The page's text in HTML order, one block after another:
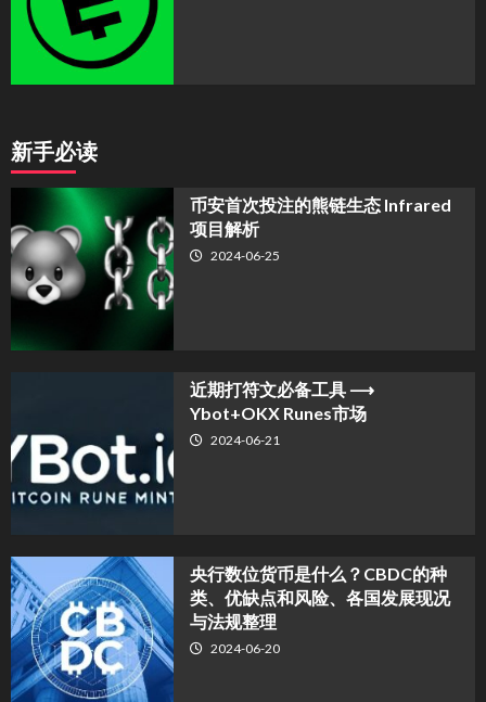
新手必读
币安首次投注的熊链生态 Infrared
项目解析
2024-06-25
近期打符文必备工具 ⟶
Ybot+OKX Runes市场
2024-06-21
央行数位货币是什么？CBDC的种
类、优缺点和风险、各国发展现况
与法规整理
2024-06-20